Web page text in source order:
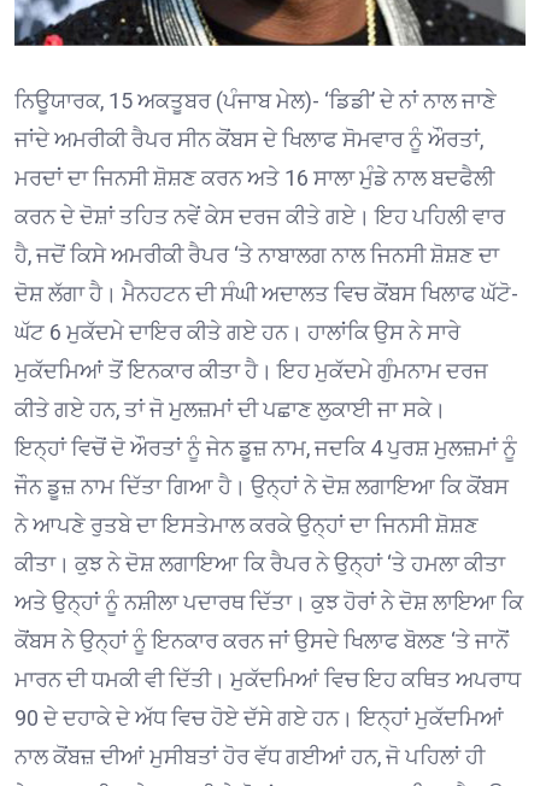
ਨਿਊਯਾਰਕ, 15 ਅਕਤੂਬਰ (ਪੰਜਾਬ ਮੇਲ)- ‘ਡਿਡੀ’ ਦੇ ਨਾਂ ਨਾਲ ਜਾਣੇ
ਜਾਂਦੇ ਅਮਰੀਕੀ ਰੈਪਰ ਸੀਨ ਕੋਂਬਸ ਦੇ ਖਿਲਾਫ ਸੋਮਵਾਰ ਨੂੰ ਔਰਤਾਂ,
ਮਰਦਾਂ ਦਾ ਜਿਨਸੀ ਸ਼ੋਸ਼ਣ ਕਰਨ ਅਤੇ 16 ਸਾਲਾ ਮੁੰਡੇ ਨਾਲ ਬਦਫੈਲੀ
ਕਰਨ ਦੇ ਦੋਸ਼ਾਂ ਤਹਿਤ ਨਵੇਂ ਕੇਸ ਦਰਜ ਕੀਤੇ ਗਏ। ਇਹ ਪਹਿਲੀ ਵਾਰ
ਹੈ, ਜਦੋਂ ਕਿਸੇ ਅਮਰੀਕੀ ਰੈਪਰ ‘ਤੇ ਨਾਬਾਲਗ ਨਾਲ ਜਿਨਸੀ ਸ਼ੋਸ਼ਣ ਦਾ
ਦੋਸ਼ ਲੱਗਾ ਹੈ। ਮੈਨਹਟਨ ਦੀ ਸੰਘੀ ਅਦਾਲਤ ਵਿਚ ਕੋਂਬਸ ਖਿਲਾਫ ਘੱਟੋ-
ਘੱਟ 6 ਮੁਕੱਦਮੇ ਦਾਇਰ ਕੀਤੇ ਗਏ ਹਨ। ਹਾਲਾਂਕਿ ਉਸ ਨੇ ਸਾਰੇ
ਮੁਕੱਦਮਿਆਂ ਤੋਂ ਇਨਕਾਰ ਕੀਤਾ ਹੈ। ਇਹ ਮੁਕੱਦਮੇ ਗੁੰਮਨਾਮ ਦਰਜ
ਕੀਤੇ ਗਏ ਹਨ, ਤਾਂ ਜੋ ਮੁਲਜ਼ਮਾਂ ਦੀ ਪਛਾਣ ਲੁਕਾਈ ਜਾ ਸਕੇ।
ਇਨ੍ਹਾਂ ਵਿਚੋਂ ਦੋ ਔਰਤਾਂ ਨੂੰ ਜੇਨ ਡੂਜ਼ ਨਾਮ, ਜਦਕਿ 4 ਪੁਰਸ਼ ਮੁਲਜ਼ਮਾਂ ਨੂੰ
ਜੌਨ ਡੂਜ਼ ਨਾਮ ਦਿੱਤਾ ਗਿਆ ਹੈ। ਉਨ੍ਹਾਂ ਨੇ ਦੋਸ਼ ਲਗਾਇਆ ਕਿ ਕੋਂਬਸ
ਨੇ ਆਪਣੇ ਰੁਤਬੇ ਦਾ ਇਸਤੇਮਾਲ ਕਰਕੇ ਉਨ੍ਹਾਂ ਦਾ ਜਿਨਸੀ ਸ਼ੋਸ਼ਣ
ਕੀਤਾ। ਕੁਝ ਨੇ ਦੋਸ਼ ਲਗਾਇਆ ਕਿ ਰੈਪਰ ਨੇ ਉਨ੍ਹਾਂ ‘ਤੇ ਹਮਲਾ ਕੀਤਾ
ਅਤੇ ਉਨ੍ਹਾਂ ਨੂੰ ਨਸ਼ੀਲਾ ਪਦਾਰਥ ਦਿੱਤਾ। ਕੁਝ ਹੋਰਾਂ ਨੇ ਦੋਸ਼ ਲਾਇਆ ਕਿ
ਕੋਂਬਸ ਨੇ ਉਨ੍ਹਾਂ ਨੂੰ ਇਨਕਾਰ ਕਰਨ ਜਾਂ ਉਸਦੇ ਖਿਲਾਫ ਬੋਲਣ ‘ਤੇ ਜਾਨੋਂ
ਮਾਰਨ ਦੀ ਧਮਕੀ ਵੀ ਦਿੱਤੀ। ਮੁਕੱਦਮਿਆਂ ਵਿਚ ਇਹ ਕਥਿਤ ਅਪਰਾਧ
90 ਦੇ ਦਹਾਕੇ ਦੇ ਅੱਧ ਵਿਚ ਹੋਏ ਦੱਸੇ ਗਏ ਹਨ। ਇਨ੍ਹਾਂ ਮੁਕੱਦਮਿਆਂ
ਨਾਲ ਕੋਂਬਜ਼ ਦੀਆਂ ਮੁਸੀਬਤਾਂ ਹੋਰ ਵੱਧ ਗਈਆਂ ਹਨ, ਜੋ ਪਹਿਲਾਂ ਹੀ